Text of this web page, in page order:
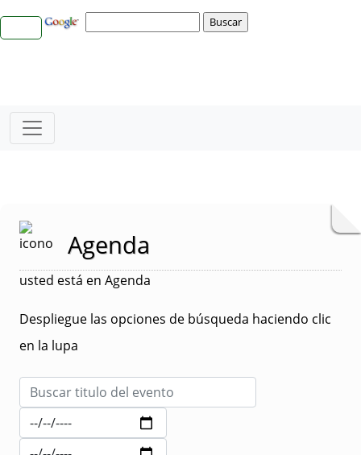
Agenda
usted está en Agenda
Despliegue las opciones de búsqueda haciendo clic
en la lupa